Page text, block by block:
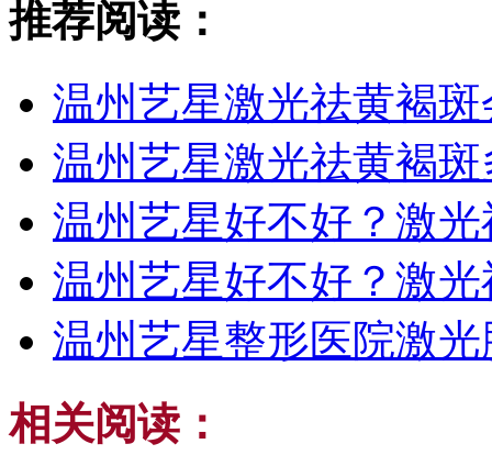
推荐阅读：
温州艺星激光祛黄褐
温州艺星激光祛黄褐
温州艺星好不好？激
温州艺星好不好？激
温州艺星整形医院激
相关阅读：